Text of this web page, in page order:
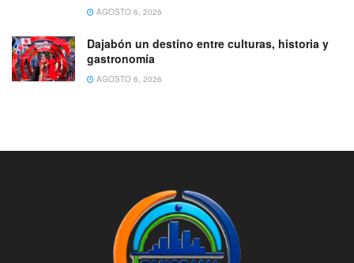
AGOSTO 6, 2026
Dajabón un destino entre culturas, historia y
gastronomía
AGOSTO 6, 2026